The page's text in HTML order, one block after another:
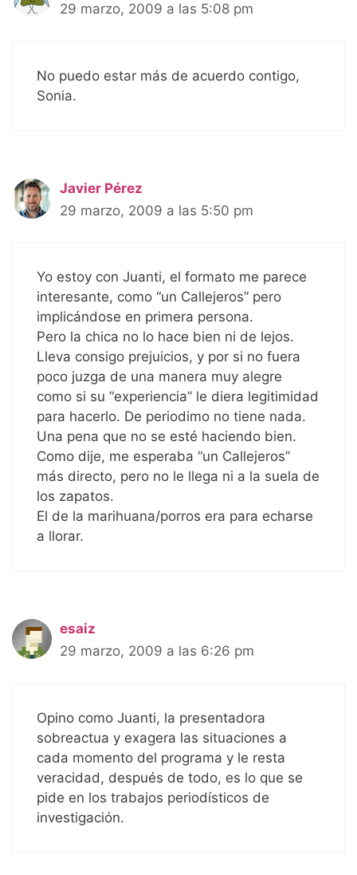
29 marzo, 2009 a las 5:08 pm
No puedo estar más de acuerdo contigo,
Sonia.
Javier Pérez
29 marzo, 2009 a las 5:50 pm
Yo estoy con Juanti, el formato me parece
interesante, como “un Callejeros” pero
implicándose en primera persona.
Pero la chica no lo hace bien ni de lejos.
Lleva consigo prejuicios, y por si no fuera
poco juzga de una manera muy alegre
como si su “experiencia” le diera legitimidad
para hacerlo. De periodimo no tiene nada.
Una pena que no se esté haciendo bien.
Como dije, me esperaba “un Callejeros”
más directo, pero no le llega ni a la suela de
los zapatos.
El de la marihuana/porros era para echarse
a llorar.
esaiz
29 marzo, 2009 a las 6:26 pm
Opino como Juanti, la presentadora
sobreactua y exagera las situaciones a
cada momento del programa y le resta
veracidad, después de todo, es lo que se
pide en los trabajos periodísticos de
investigación.